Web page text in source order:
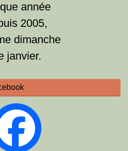
année
2005,
dimanche
janvier.